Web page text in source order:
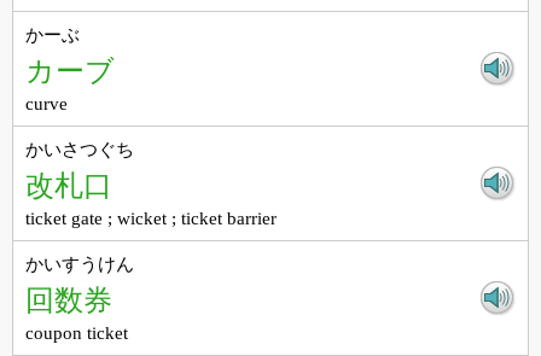
かーぶ
カーブ
curve
かいさつぐち
改札口
ticket gate ; wicket ; ticket barrier
かいすうけん
回数券
coupon ticket